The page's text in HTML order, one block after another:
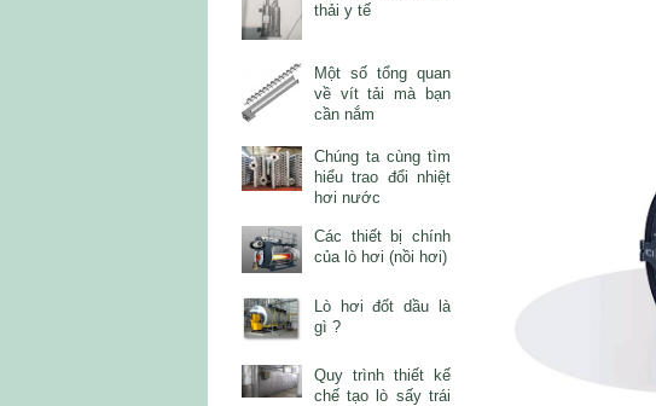
thải y tế
Một số tổng quan
về vít tải mà bạn
cần nắm
Chúng ta cùng tìm
hiểu trao đổi nhiệt
hơi nước
Các thiết bị chính
của lò hơi (nồi hơi)
Lò hơi đốt dầu là
gì ?
Quy trình thiết kế
chế tạo lò sấy trái